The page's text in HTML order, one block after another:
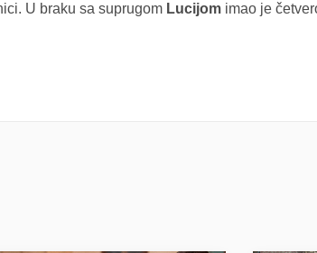
U braku sa suprugom Lucijomimao je